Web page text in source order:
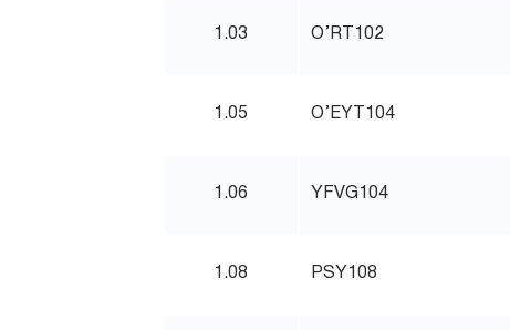
1.03 O’RT102
1.05 O’EYT104
1.06 YFVG104
1.08 PSY108